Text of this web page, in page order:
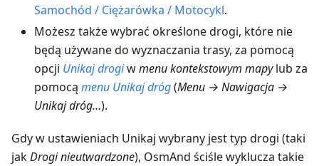
Samochód / Ciężarówka / Motocykl.
Możesz także wybrać określone drogi, które nie
będą używane do wyznaczania trasy, za pomocą
opcji Unikaj drogiwmenu kontekstowym mapylub za
pomocą menu Unikaj dróg(Menu → Nawigacja →
Unikaj dróg…).
Gdy w ustawieniach Unikaj wybrany jest typ drogi (taki
jakDrogi nieutwardzone), OsmAnd ściśle wyklucza takie